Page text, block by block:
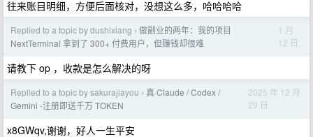
往来账目明细，方便后面核对，没想这么多，哈哈哈哈
Replied to a topic by dushixiang › 做副业的两年：我的项目
NextTerminal 拿到了 300+ 付费用户，但赚钱却很难
1 月
12 日
请教下 op ，收款是怎么解决的呀
Replied to a topic by sakurajiayou › 真·Claude / Codex /
Gemini -注册即送千万 TOKEN
2025 年 12 月
29 日
x8GWqv,谢谢，好人一生平安